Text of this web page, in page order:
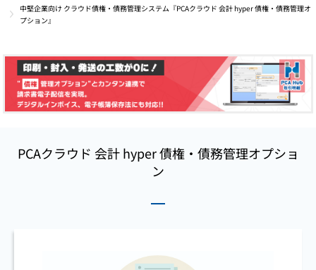
中堅企業向け クラウド債権・債務管理システム『PCAクラウド 会計 hyper 債権・債務管理オ
プション』
PCAクラウド 会計 hyper 債権・債務管理オプショ
ン